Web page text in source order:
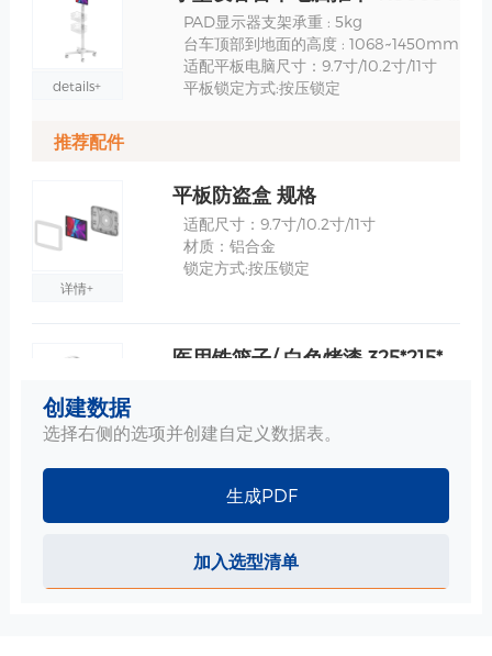
details+
PAD显示器支架承重 : 5kg
台车顶部到地面的高度 : 1068~1450mm
适配平板电脑尺寸：9.7寸/10.2寸/11寸
平板锁定方式:按压锁定
推荐配件
详情+
平板防盗盒 规格
适配尺寸：9.7寸/10.2寸/11寸
材质：铝合金
锁定方式:按压锁定
医用铁篮子/ 白色烤漆 325*215*143mm 规格
工艺：烤漆-医疗白
ABS 小篮子-340*213*149mm 规格
尺寸：340*213*149mm
材质：ABS
工艺：注塑
创建数据
选择右侧的选项并创建自定义数据表。
生成PDF
加入选型清单